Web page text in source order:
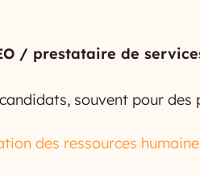
/ prestataire de
souvent pour
des ressources